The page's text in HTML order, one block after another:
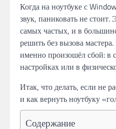
Когда на ноутбуке с
звук, паниковать не
самых частых, и в
решить без вызова
именно произошёл сбой: в
настройках или в
Итак, что делать, если не
и как вернуть ноутбуку
Содержание